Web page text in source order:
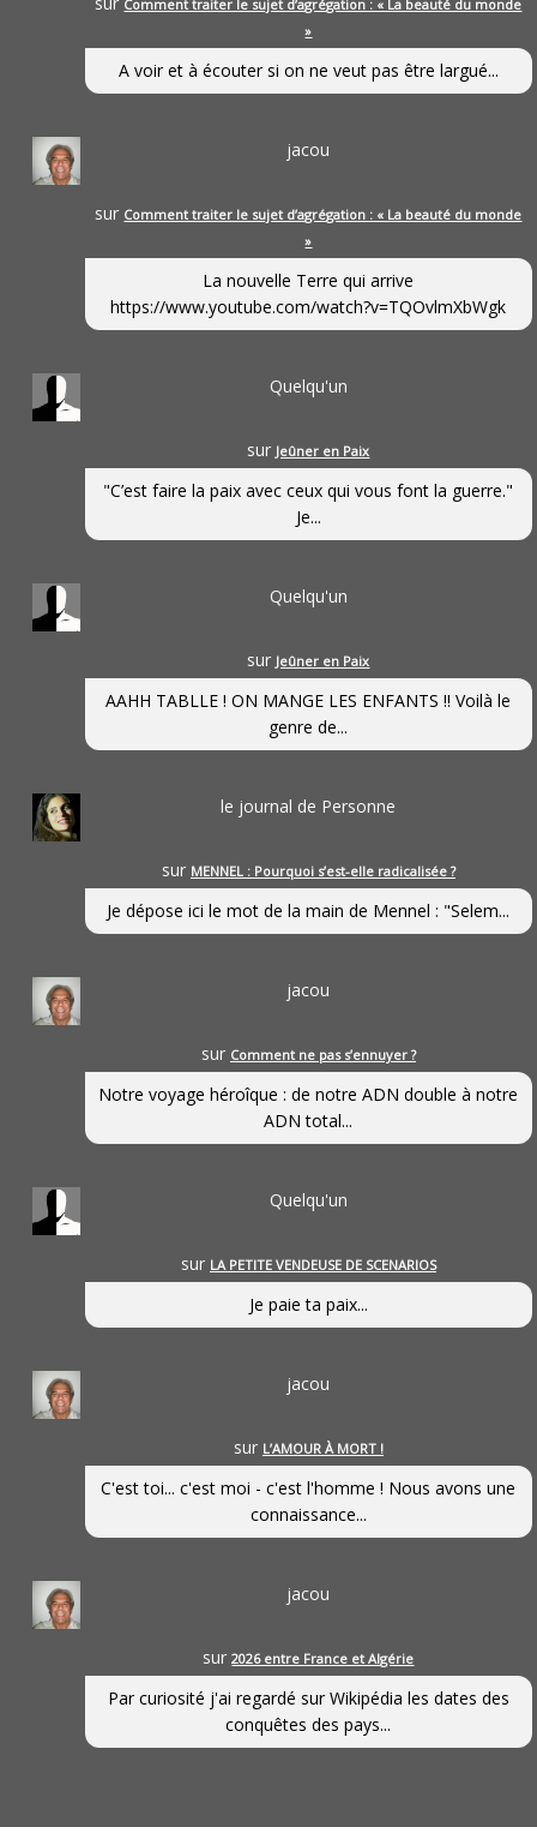
Comment traiter le sujet d’agrégation : « La beauté du monde
»
A voir et à écouter si on ne veut pas être largué...
jacou
sur Comment traiter le sujet d’agrégation : « La beauté du monde
»
La nouvelle Terre qui arrive
https://www.youtube.com/watch?v=TQOvlmXbWgk
Quelqu'un
sur Jeûner en Paix
"C’est faire la paix avec ceux qui vous font la guerre."
Je...
Quelqu'un
sur Jeûner en Paix
AAHH TABLLE ! ON MANGE LES ENFANTS !! Voilà le
genre de...
le journal de Personne
sur MENNEL : Pourquoi s’est-elle radicalisée ?
Je dépose ici le mot de la main de Mennel : "Selem...
jacou
sur Comment ne pas s’ennuyer ?
Notre voyage héroîque : de notre ADN double à notre
ADN total...
Quelqu'un
sur LA PETITE VENDEUSE DE SCENARIOS
Je paie ta paix...
jacou
sur L’AMOUR À MORT !
C'est toi... c'est moi - c'est l'homme ! Nous avons une
connaissance...
jacou
sur2026 entre France et Algérie
Par curiosité j'ai regardé sur Wikipédia les dates des
conquêtes des pays...